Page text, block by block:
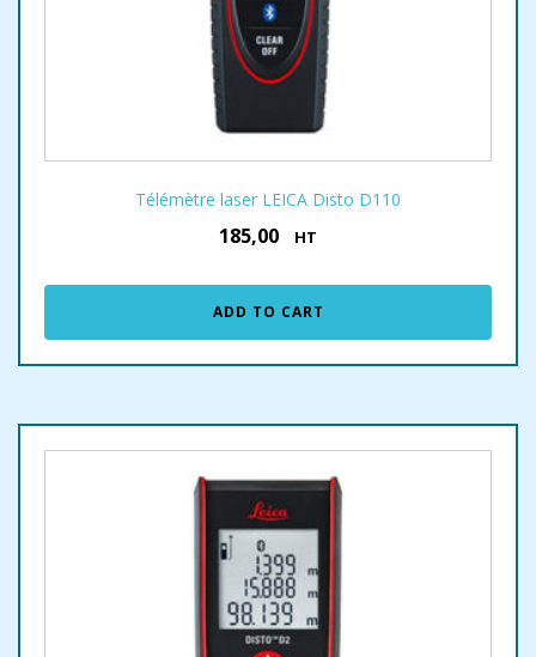
Télémètre laser LEICA Disto D110
185,00 HT
ADD TO CART